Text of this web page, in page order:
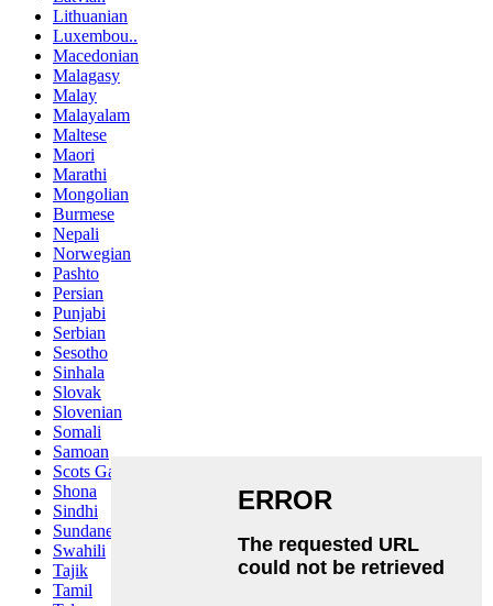
Lithuanian
Luxembou..
Macedonian
Malagasy
Malay
Malayalam
Maltese
Maori
Marathi
Mongolian
Burmese
Nepali
Norwegian
Pashto
Persian
Punjabi
Serbian
Sesotho
Sinhala
Slovak
Slovenian
Somali
Samoan
Scots Gaelic
Shona
Sindhi
Sundanese
Swahili
Tajik
Tamil